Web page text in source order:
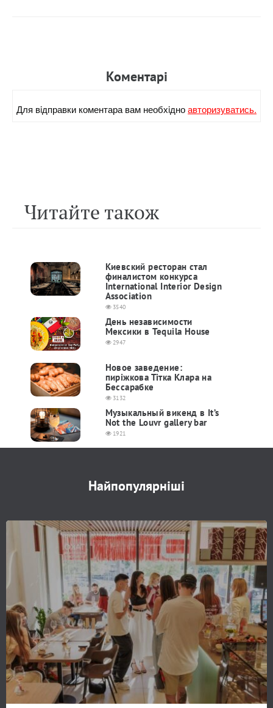
Коментарi
Для вiдправки коментара вам необхiдноавторизуватись.
Читайте також
Киевский ресторан стал
финалистом конкурса
International Interior Design
Association
3540
День независимости
Мексики в Tequila House
2947
Новое заведение:
пиріжкова Тітка Клара на
Бессарабке
3132
Музыкальный викенд в It’s
Not the Louvr gallery bar
1921
Найпопулярніші